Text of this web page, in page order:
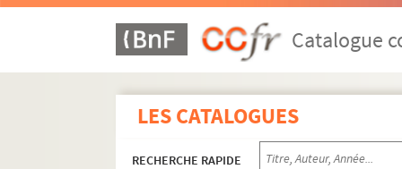
Catalogue
LES CATALOGUES
RECHERCHE RAPIDE